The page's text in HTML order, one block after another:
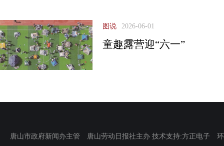
图说 2026-06-01
童趣露营迎“六一”
唐山市政府新闻办主管 唐山劳动日报社主办 技术支持:方正电子